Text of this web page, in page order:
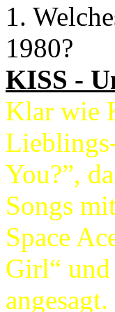
1.
1980?
KISS -
Klar wie
You?”,
Songs
Space
Girl“